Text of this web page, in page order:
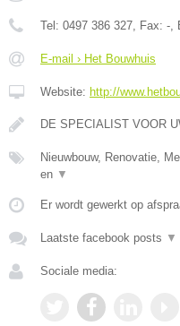
Tel: 0497 386 327 , Fax: -
E-mail › Het Bouwhuis
Website: http://
DE SPECIALIST VOOR
Nieuwbouw, Renovatie,
en ▼
Er wordt gewerkt op
Laatste facebook posts ▼
Sociale media: